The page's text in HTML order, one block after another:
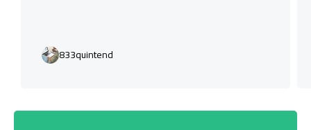
833quintend